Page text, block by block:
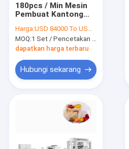
Tentang kami
180pcs / Min Mesin
Pembuat Kantong
80g / M2 Pembuat
Kantong Kertas
Harga:USD 84000 To USD 100000 Per Set
MOQ:1 Set / Pencetakan Logo 350J 180pcs / Min Mesin Pembuat Kantong Kertas Otomatis
dapatkan harga terbaru
Hubungi sekarang